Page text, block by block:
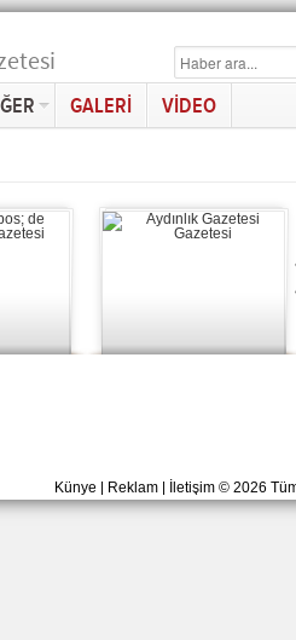
GALERİ VİDEO
Künye | Reklam| İletişim© 2026 Tüm